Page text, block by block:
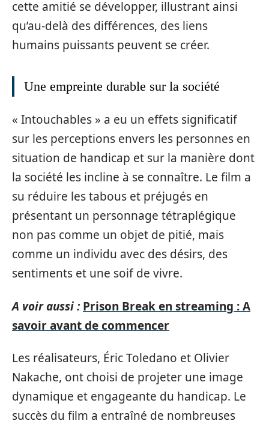
cette amitié se développer, illustrant ainsi
qu’au-delà des différences, des liens
humains puissants peuvent se créer.
Une empreinte durable sur la société
« Intouchables » a eu un effets significatif
sur les perceptions envers les personnes en
situation de handicap et sur la manière dont
la société les incline à se connaître. Le film a
su réduire les tabous et préjugés en
présentant un personnage tétraplégique
non pas comme un objet de pitié, mais
comme un individu avec des désirs, des
sentiments et une soif de vivre.
A voir aussi : Prison Break en streaming : A
savoir avant de commencer
Les réalisateurs, Éric Toledano et Olivier
Nakache, ont choisi de projeter une image
dynamique et engageante du handicap. Le
succès du film a entraîné de nombreuses